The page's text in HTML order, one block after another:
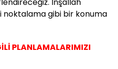
İnşallah
noktalama gibi bir konuma
PLANLAMALARIMIZI